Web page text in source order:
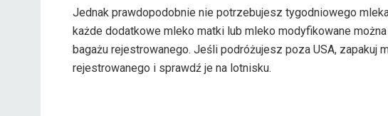
Jednak prawdopodobnie nie potrzebujesz tygodniowego
każde dodatkowe mleko matki lub mleko modyfikowane
bagażu rejestrowanego. Jeśli podróżujesz poza USA, zapakuj
rejestrowanego i sprawdź je na lotnisku.